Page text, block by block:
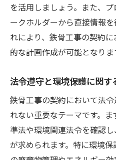
プロジェクトの成功を
術
交渉前の徹底した
双方にメリットを
交渉過程での効果
契約内容の明確化
長期的な関係構築
鉄骨工事契約における
を活用しましょう。また、
ークホルダーから直接情報
れにより、鉄骨工事の契約
的な計画作成が可能となりま
法令遵守と環境保護に関す
鉄骨工事の契約において法
れない重要なテーマです。
準法や環境関連法令を確認
が求められます。特に環境